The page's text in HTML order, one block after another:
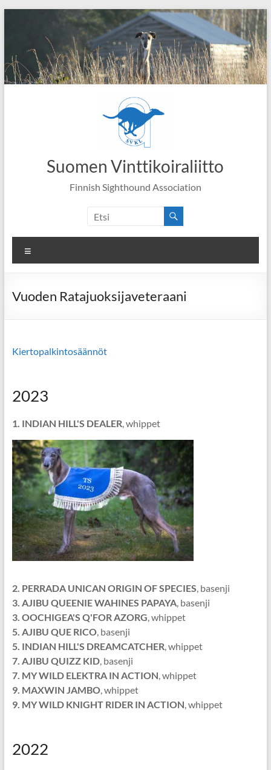
Suomen Vinttikoiraliitto
Finnish Sighthound Association
Vuoden Ratajuoksijaveteraani
Kiertopalkintosäännöt
2023
1. INDIAN HILL'S DEALER, whippet
2. PERRADA UNICAN ORIGIN OF SPECIES, basenji
3. AJIBU QUEENIE WAHINES PAPAYA, basenji
3. OOCHIGEA'S Q'FOR AZORG, whippet
5. AJIBU QUE RICO, basenji
5. INDIAN HILL'S DREAMCATCHER, whippet
7. AJIBU QUIZZ KID, basenji
7. MY WILD ELEKTRA IN ACTION, whippet
9. MAXWIN JAMBO, whippet
9. MY WILD KNIGHT RIDER IN ACTION, whippet
2022